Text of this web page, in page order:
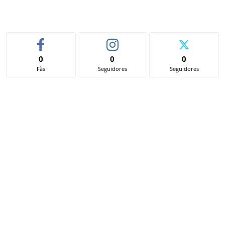
0
Fãs
0
Seguidores
0
Seguidores